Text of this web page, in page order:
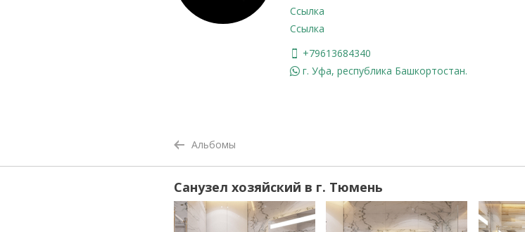
Ссылка
Ссылка
+79613684340
г. Уфа, республика Башкортостан.
Альбомы
Санузел хозяйский в г. Тюмень